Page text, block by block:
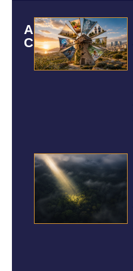
ARTICOLI
CORRELATI